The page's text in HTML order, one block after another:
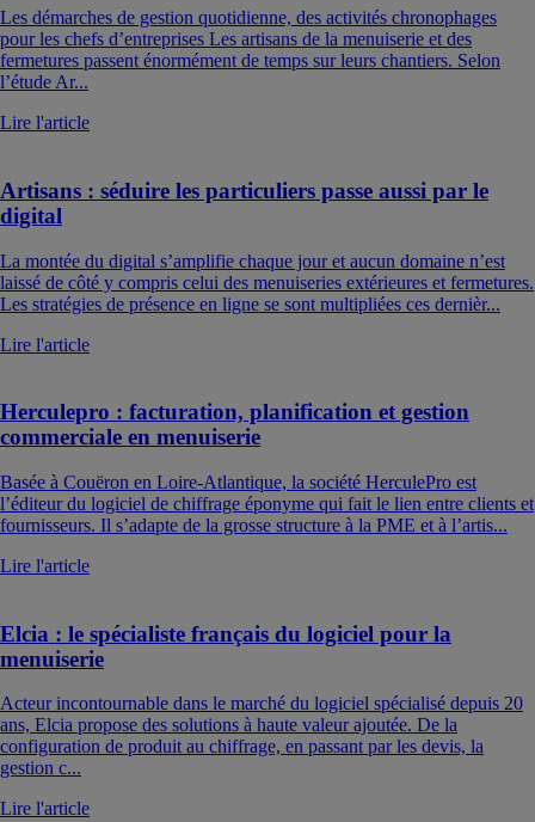
Les démarches de gestion quotidienne, des activités chronophages
pour les chefs d’entreprises Les artisans de la menuiserie et des
fermetures passent énormément de temps sur leurs chantiers. Selon
l’étude Ar...
Lire l'article
Artisans : séduire les particuliers passe aussi par le
digital
La montée du digital s’amplifie chaque jour et aucun domaine n’est
laissé de côté y compris celui des menuiseries extérieures et fermetures.
Les stratégies de présence en ligne se sont multipliées ces dernièr...
Lire l'article
Herculepro : facturation, planification et gestion
commerciale en menuiserie
Basée à Couëron en Loire-Atlantique, la société HerculePro est
l’éditeur du logiciel de chiffrage éponyme qui fait le lien entre clients et
fournisseurs. Il s’adapte de la grosse structure à la PME et à l’artis...
Lire l'article
Elcia : le spécialiste français du logiciel pour la
menuiserie
Acteur incontournable dans le marché du logiciel spécialisé depuis 20
ans, Elcia propose des solutions à haute valeur ajoutée. De la
configuration de produit au chiffrage, en passant par les devis, la
gestion c...
Lire l'article